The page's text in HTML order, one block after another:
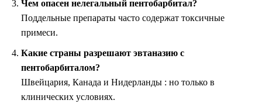
Чем опасен нелегальный пентобарбитал?
Поддельные препараты часто содержат токсичные
примеси.
Какие страны разрешают эвтаназию с
пентобарбиталом?
Швейцария, Канада и Нидерланды : но только в
клинических условиях.